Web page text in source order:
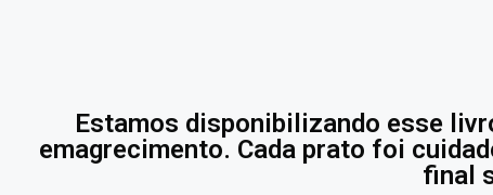
Estamos disponibilizando esse
emagrecimento. Cada prato foi
final